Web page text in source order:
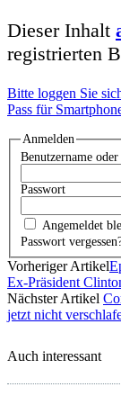
Dieser Inhalt
registrierten
Bitte loggen Sie
Pass für
Anmelden
Benutzername
Passwort
Angemeldet
Passwort
Vorheriger Artikel
Ex-Präsident
Nächster Artikel
jetzt nicht
Auch interessant